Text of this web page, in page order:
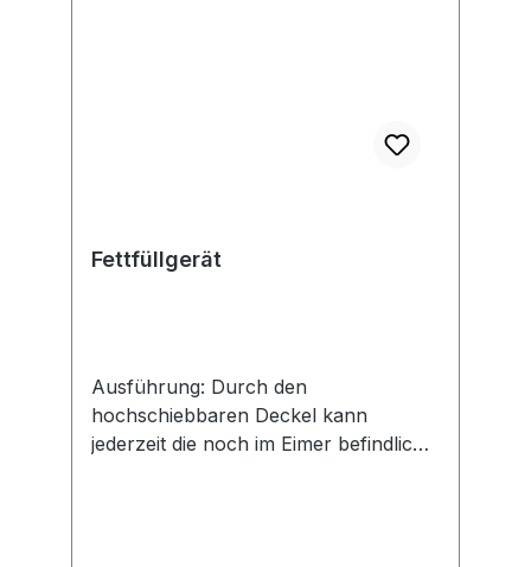
Fettfüllgerät
Ausführung: Durch den
hochschiebbaren Deckel kann
jederzeit die noch im Eimer befindliche